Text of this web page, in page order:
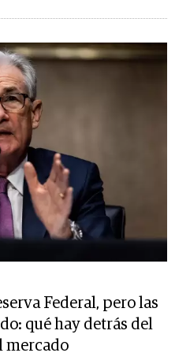
Federal, pero las
qué hay detrás del
mercado